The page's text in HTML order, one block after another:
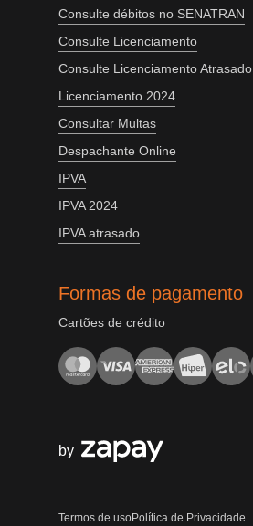
Consulte débitos no SENATRAN
Consulte Licenciamento
Consulte Licenciamento Atrasado
Licenciamento 2024
Consultar Multas
Despachante Online
IPVA
IPVA 2024
IPVA atrasado
Formas de pagamento
Cartões de crédito
by
Termos de usoPolítica de Privacidade